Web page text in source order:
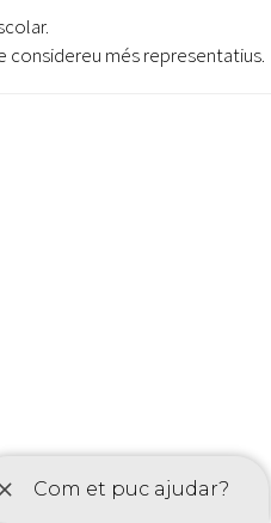
considereu més representatius.